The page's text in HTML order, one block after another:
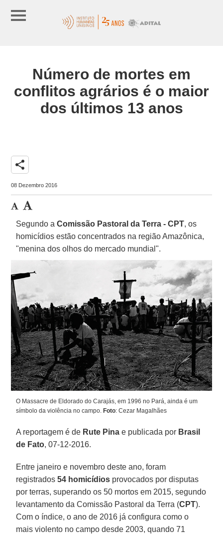
Número de mortes em
conflitos agrários é o maior
dos últimos 13 anos
share
08 Dezembro 2016
Segundo aComissão Pastoral da Terra - CPT, os
homicídios estão concentrados na região Amazônica,
"menina dos olhos do mercado mundial".
O Massacre de Eldorado do Carajás, em 1996 no Pará, ainda é um
símbolo da violência no campo. Foto: Cezar Magalhães
A reportagem é de Rute Pina e publicada por Brasil
de Fato, 07-12-2016.
Entre janeiro e novembro deste ano, foram
registrados54 homicídios provocados por disputas
por terras, superando os 50 mortos em 2015, segundo
levantamento da Comissão Pastoral da Terra (CPT).
Com o índice, o ano de 2016 já configura como o
mais violento no campo desde 2003, quando 71